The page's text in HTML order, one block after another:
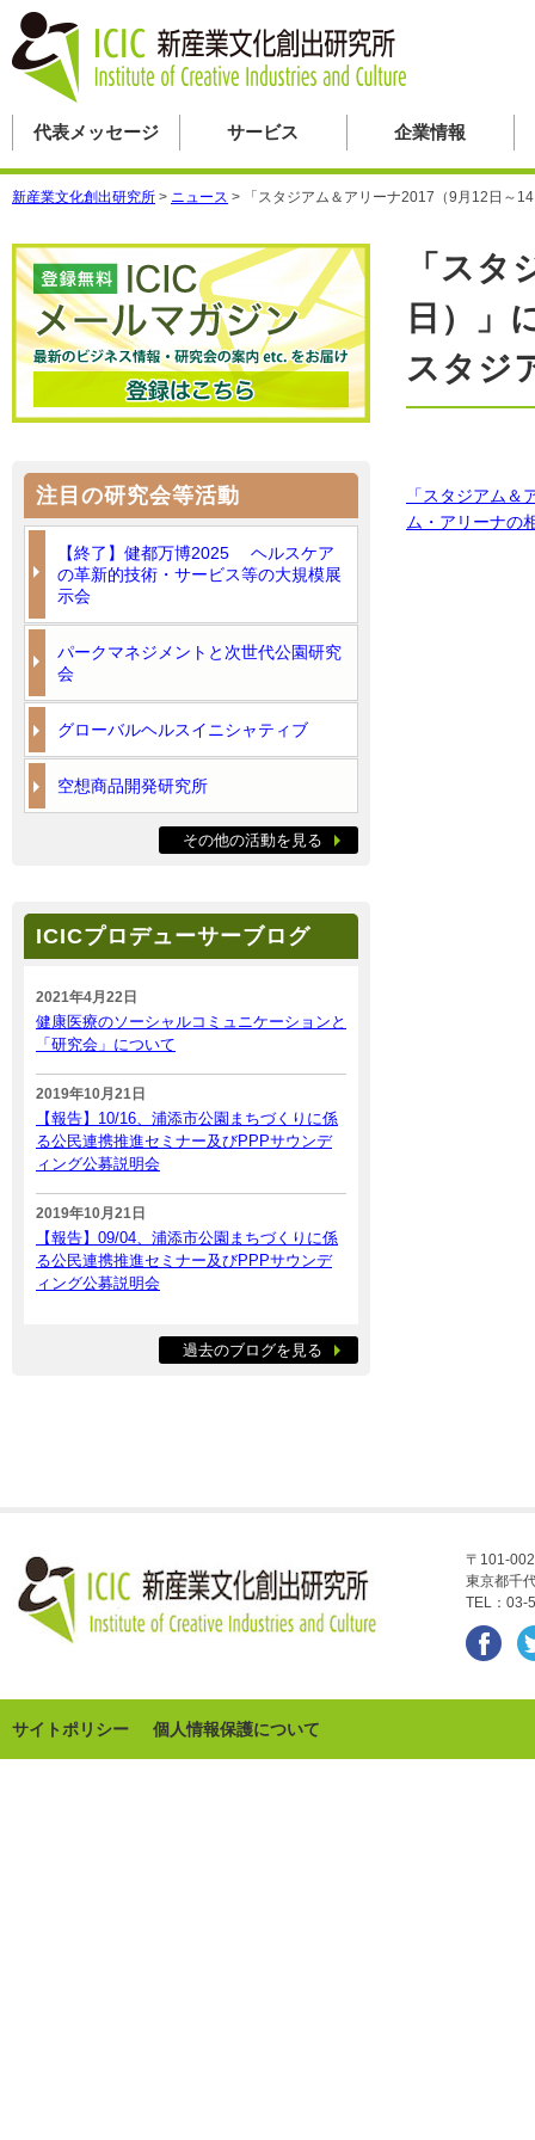
代表メッセージ サービス 企業情報
新産業文化創出研究所 > ニュース > 「スタジアム＆アリーナ2017（9月12日～
「ス
日）」
スタジ
「スタジアム
ム・アリーナの
注目の研究会等活動
【終了】健都万博2025 ヘルスケア
の革新的技術・サービス等の大規模展
示会
パークマネジメントと次世代公園研究
会
グローバルヘルスイニシャティブ
空想商品開発研究所
その他の活動を見る
ICICプロデューサーブログ
2021年4月22日
健康医療のソーシャルコミュニケーションと
「研究会」について
2019年10月21日
【報告】10/16、浦添市公園まちづくりに係
る公民連携推進セミナー及びPPPサウンデ
ィング公募説明会
2019年10月21日
【報告】09/04、浦添市公園まちづくりに係
る公民連携推進セミナー及びPPPサウンデ
ィング公募説明会
過去のブログを見る
〒101-
東京都千
TEL：
サイトポリシー 個人情報保護について